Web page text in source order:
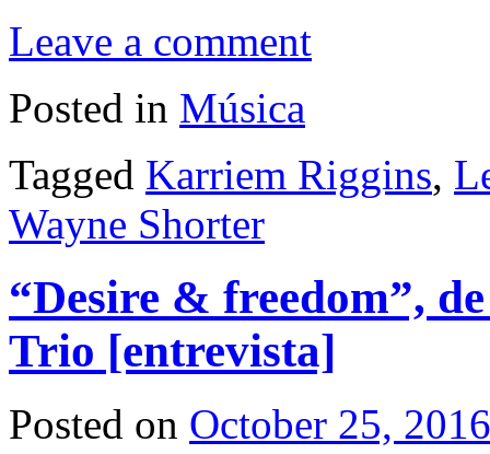
Leave a comment
Posted in Música
Tagged Karriem Riggins,
Wayne Shorter
“Desire & freedom”,
Trio [entrevista]
Posted on October 25, 2016